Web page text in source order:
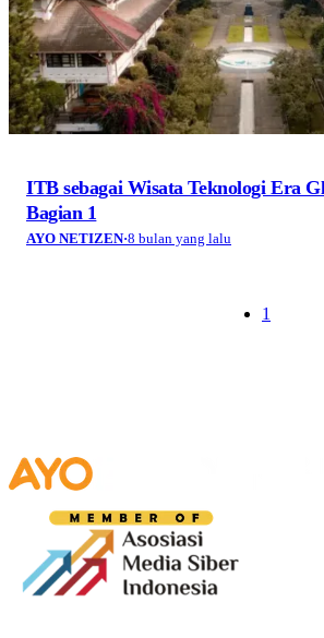
ITB sebagai Wisata Teknologi Era
Bagian 1
AYO NETIZEN·8 bulan yang lalu
1